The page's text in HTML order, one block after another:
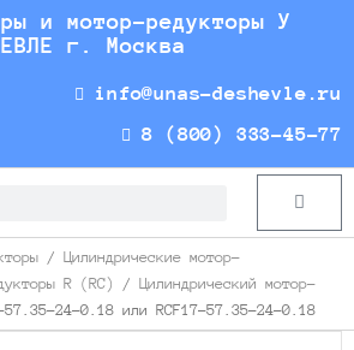
и мотор-редукторы У
г. Москва
info@unas-deshevle.ru
8 (800) 333-45-77
Cart
/ Цилиндрические мотор-
R (RC) / Цилиндрический мотор-
57.35-24-0.18 или RCF17-57.35-24-0.18